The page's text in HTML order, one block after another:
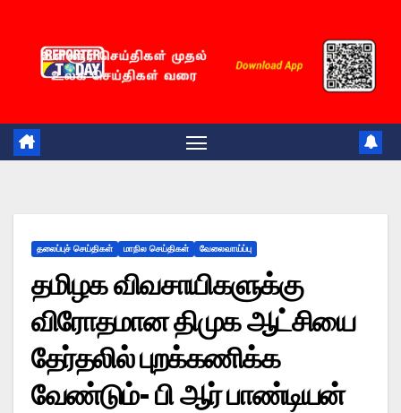
content
தலைப்புச் செய்திகள் மாநில செய்திகள் வேலைவாய்ப்பு
தமிழக விவசாயிகளுக்கு
விரோதமான திமுக ஆட்சியை
தேர்தலில் புறக்கணிக்க
வேண்டும்- பி ஆர் பாண்டியன்